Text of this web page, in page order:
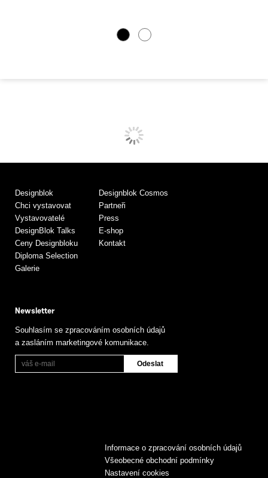
Designblok
Chci vystavovat
Vystavovatelé
DesignBlok Talks
Ceny Designbloku
Diploma Selection
Galerie
Designblok Cosmos
Partneři
Press
E-shop
Kontakt
Newsletter
Souhlasím se zpracováním osobních údajů
a zasláním marketingové komunikace.
Informace o zpracování osobních údajů
Všeobecné obchodní podmínky
Nastavení cookies